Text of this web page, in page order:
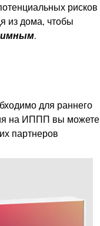
рисков
из дома, чтобы
.
для раннего
на ИППП вы можете
партнеров